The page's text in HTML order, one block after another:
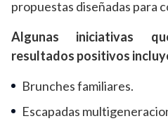
propuestas diseñadas para
Algunas iniciativas
resultados positivos
Brunches familiares.
Escapadas